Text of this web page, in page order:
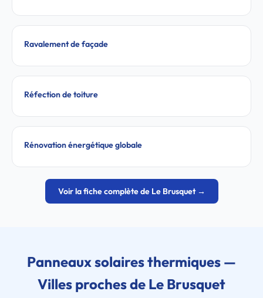
Ravalement de façade
Réfection de toiture
Rénovation énergétique globale
Voir la fiche complète de Le Brusquet →
Panneaux solaires thermiques —
Villes proches de Le Brusquet